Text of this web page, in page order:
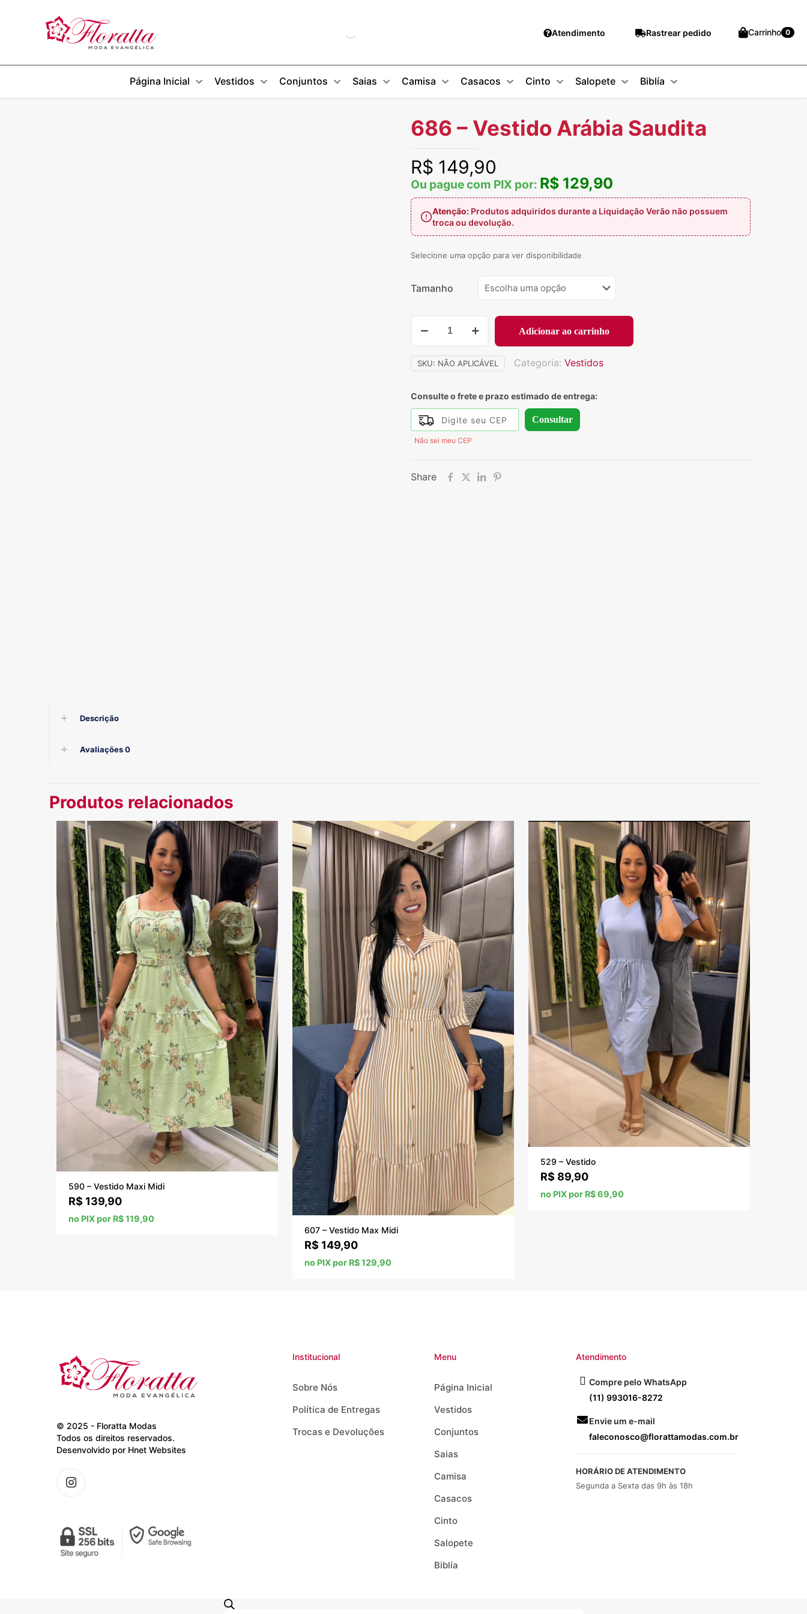
Atendimento Rastrear pedido Carrinho 0
Página Inicial Vestidos Conjuntos Saias Camisa Casacos Cinto Salopete Biblía
686 – Vestido Arábia Saudita
R$ 149,90
Ou pague com PIX por: R$ 129,90
Atenção: Produtos adquiridos durante a Liquidação Verão não possuem
troca ou devolução.
Selecione uma opção para ver disponibilidade
Tamanho
Arábia
quantidade
Adicionar ao carrinho
SKU: NÃO APLICÁVEL Categoria: Vestidos
Consulte o frete e prazo estimado de entrega:
Consultar
Não sei meu CEP
Share
Descrição
Avaliações0
Produtos relacionados
590 – Vestido Maxi Midi
R$ 139,90
no PIX por R$ 119,90
607 – Vestido Max Midi
R$ 149,90
no PIX por R$ 129,90
529 – Vestido
R$ 89,90
no PIX por R$ 69,90
© 2025 - Floratta Modas
Todos os direitos reservados.
Desenvolvido por Hnet Websites
Institucional
Sobre Nós
Política de Entregas
Trocas e Devoluções
Menu
Página Inicial
Vestidos
Conjuntos
Saias
Camisa
Casacos
Cinto
Salopete
Biblía
Atendimento
Compre pelo WhatsApp
(11) 993016-8272
Envie um e-mail
faleconosco@florattamodas.com.br
HORÁRIO DE ATENDIMENTO
Segunda a Sexta das 9h às 18h